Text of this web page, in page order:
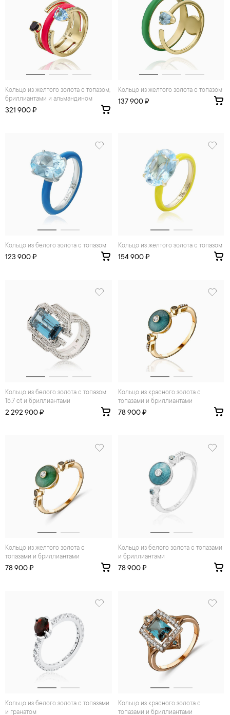
Кольцо из желтого золота с топазом,
бриллиантами и альмандином
321 900 ₽
Кольцо из желтого золота с топазом
137 900 ₽
Кольцо из белого золота с топазом
123 900 ₽
Кольцо из желтого золота с топазом
154 900 ₽
Кольцо из белого золота с топазом
15.7 ct и бриллиантами
2 292 900 ₽
Кольцо из красного золота с
топазами и бриллиантами
78 900 ₽
Кольцо из желтого золота с
топазами и бриллиантами
78 900 ₽
Кольцо из белого золота с топазами
и бриллиантами
78 900 ₽
Кольцо из белого золота с топазами
и гранатом
Кольцо из красного золота с
топазами и бриллиантами